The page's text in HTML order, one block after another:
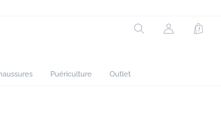
Rechercher
Mon
Puériculture Outlet